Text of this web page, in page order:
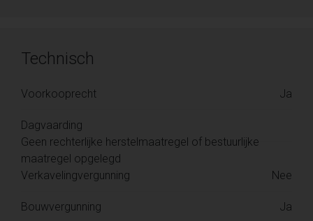
Technisch
Voorkooprecht Ja
Dagvaarding
Geen rechterlijke herstelmaatregel of bestuurlijke
maatregel opgelegd
Verkavelingvergunning
Nee
Bouwvergunning Ja